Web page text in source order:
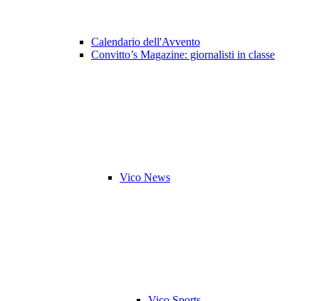
Calendario dell'Avvento
Convitto’s Magazine: giornalisti in classe
Vico News